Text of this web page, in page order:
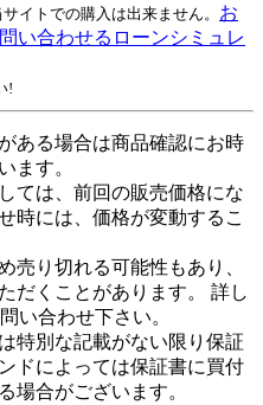
イトでの購入は出来ません。 お
い合わせる ローンシミュレ
!
ある場合は商品確認にお時
ます。
ては、前回の販売価格にな
時には、価格が変動するこ
売り切れる可能性もあり、
だくことがあります。 詳し
い合わせ下さい。
特別な記載がない限り保証
ドによっては保証書に買付
場合がございます。